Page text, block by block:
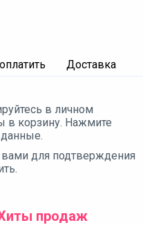
Доставка
в личном
в корзину. Нажмите
для подтверждения
продаж